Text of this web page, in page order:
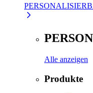
Alle anzeigen
Produkte